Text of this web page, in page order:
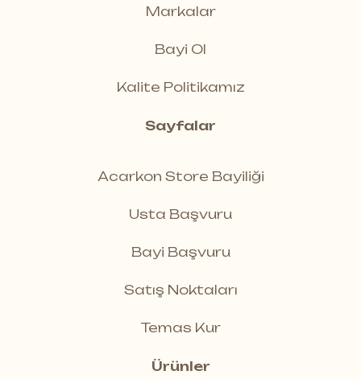
Markalar
Bayi Ol
Kalite Politikamız
Sayfalar
Acarkon Store Bayiliği
Usta Başvuru
Bayi Başvuru
Satış Noktaları
Temas Kur
Ürünler